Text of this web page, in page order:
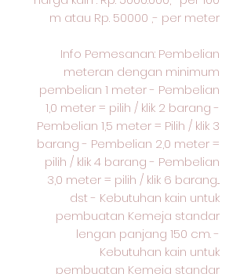
m atau Rp. 50000 ,- per meter
Info Pemesanan: Pembelian
meteran dengan minimum
pembelian 1 meter - Pembelian
1,0 meter = pilih / klik 2 barang -
Pembelian 1,5 meter = Pilih / klik 3
barang - Pembelian 2,0 meter =
pilih / klik 4 barang - Pembelian
3,0 meter = pilih / klik 6 barang...
dst - Kebutuhan kain untuk
pembuatan Kemeja standar
lengan panjang 150 cm. -
Kebutuhan kain untuk
pembuatan Kemeja standar